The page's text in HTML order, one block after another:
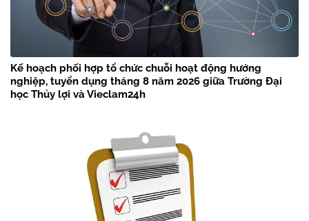
Kế hoạch phối hợp tổ chức chuỗi hoạt động hướng
nghiệp, tuyển dụng tháng 8 năm 2026 giữa Trường Đại
học Thủy lợi và Vieclam24h